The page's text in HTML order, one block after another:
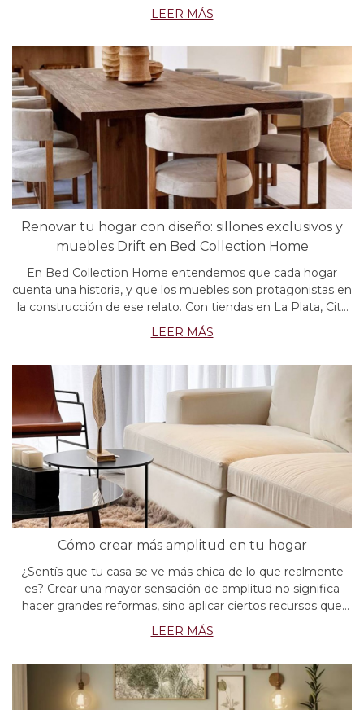
LEER MÁS
Renovar tu hogar con diseño: sillones exclusivos y
muebles Drift en Bed Collection Home
En Bed Collection Home entendemos que cada hogar
cuenta una historia, y que los muebles son protagonistas en
la construcción de ese relato. Con tiendas en La Plata, City
Bell y el Polo Design de Hudson, somos referentes en
muebles de diseño, calidad
LEER MÁS
Cómo crear más amplitud en tu hogar
¿Sentís que tu casa se ve más chica de lo que realmente
es? Crear una mayor sensación de amplitud no significa
hacer grandes reformas, sino aplicar ciertos recursos que
mejoran la percepción del espacio, facilitan la circulación,
potencian la luz nat
LEER MÁS